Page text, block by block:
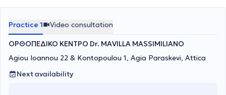
Practice 1 Video consultation
ΟΡΘΟΠΕΔΙΚΟ ΚΕΝΤΡΟ Dr. MAVILLA MASSIMILIANO
Agiou Ioannou 22 & Kontopoulou 1, Agia Paraskevi, Attica
Next availability